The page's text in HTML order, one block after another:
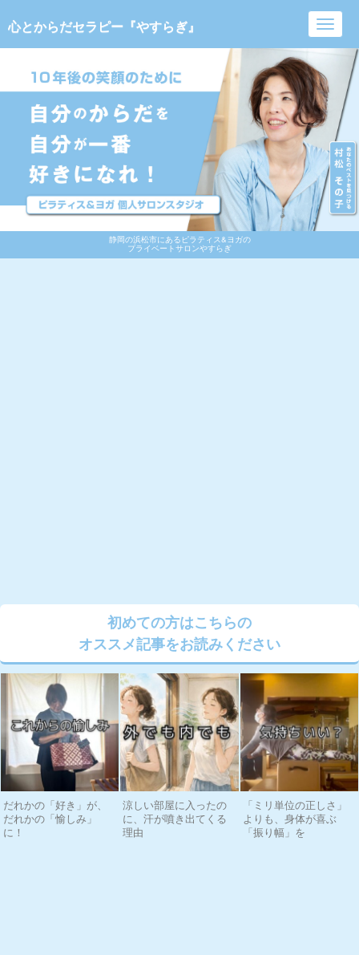
静岡の浜松市にあるピラティス&ヨガの
プライベートサロンやすらぎ
心とからだセラピー『やすらぎ』
初めての方はこちらの
オススメ記事をお読みください
だれかの「好き」が、
だれかの「愉しみ」
に！
涼しい部屋に入ったの
に、汗が噴き出てくる
理由
「ミリ単位の正しさ」
よりも、身体が喜ぶ
「振り幅」を